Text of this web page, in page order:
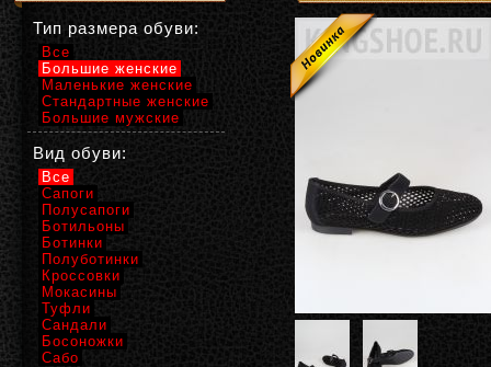
Тип размера обуви:
Все
Большие женские
Маленькие женские
Стандартные женские
Большие мужские
Вид обуви:
Все
Сапоги
Полусапоги
Ботильоны
Ботинки
Полуботинки
Кроссовки
Мокасины
Туфли
Сандали
Босоножки
Сабо